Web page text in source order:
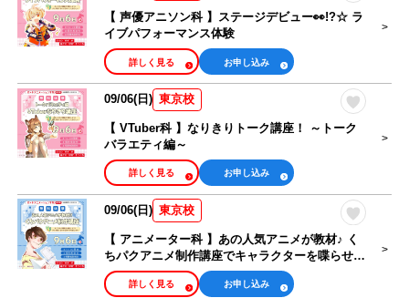
【 声優アニソン科 】ステージデビュー👀!?☆ ラ
イブパフォーマンス体験
お申し込み
詳しく見る
09/06(日) 東京校
【 VTuber科 】なりきりトーク講座！ ～トーク
バラエティ編～
お申し込み
詳しく見る
09/06(日) 東京校
【 アニメーター科 】あの人気アニメが教材♪ く
ちパクアニメ制作講座でキャラクターを喋らせよ
う！
お申し込み
詳しく見る